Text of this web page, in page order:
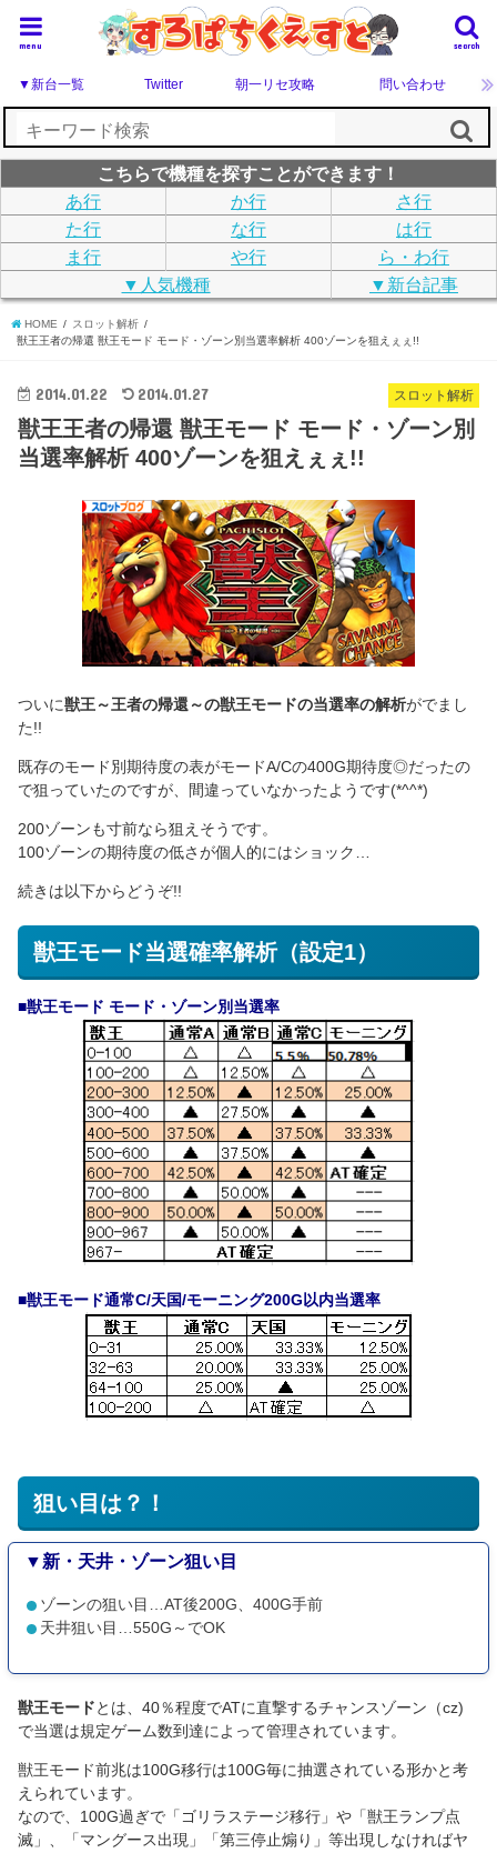
search
menu
▼新台一覧 Twitter 朝一リセ攻略 問い合わせ
こちらで機種を探すことができます！
あ行
か行
さ行
た行
な行
は行
ま行
や行
ら・わ行
▼人気機種
▼新台記事
HOME
スロット解析
獣王王者の帰還 獣王モード モード・ゾーン別当選率解析 400ゾーンを狙えぇぇ!!
スロット解析
2014.01.22 2014.01.27
獣王王者の帰還 獣王モード モード・ゾーン別
当選率解析 400ゾーンを狙えぇぇ!!
ついに獣王～王者の帰還～の獣王モードの当選率の解析がでまし
た!!
既存のモード別期待度の表がモードA/Cの400G期待度◎だったの
で狙っていたのですが、間違っていなかったようです(*^^*)
200ゾーンも寸前なら狙えそうです。
100ゾーンの期待度の低さが個人的にはショック…
続きは以下からどうぞ!!
獣王モード当選確率解析（設定1）
■獣王モード モード・ゾーン別当選率
■獣王モード通常C/天国/モーニング200G以内当選率
狙い目は？！
▼新・天井・ゾーン狙い目
ゾーンの狙い目…AT後200G、400G手前
天井狙い目…550G～でOK
獣王モードとは、40％程度でATに直撃するチャンスゾーン（cz)
で当選は規定ゲーム数到達によって管理されています。
獣王モード前兆は100G移行は100G毎に抽選されている形かと考
えられています。
なので、100G過ぎで「ゴリラステージ移行」や「獣王ランプ点
滅」、「マングース出現」「第三停止煽り」等出現しなければヤ